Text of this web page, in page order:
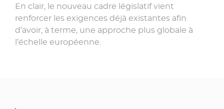
En clair, le nouveau cadre législatif vient
renforcer les exigences déjà existantes afin
d’avoir, à terme, une approche plus globale à
l’échelle européenne.